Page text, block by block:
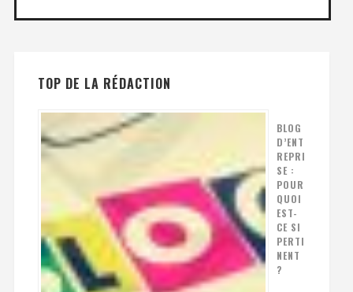
TOP DE LA RÉDACTION
BLOG
D’ENT
REPRI
SE :
POUR
QUOI
EST-
CE SI
PERTI
NENT
?